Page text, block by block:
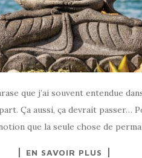
que j’ai souvent entendue
Ça aussi, ça devrait passer…
que la seule chose de
EN SAVOIR PLUS